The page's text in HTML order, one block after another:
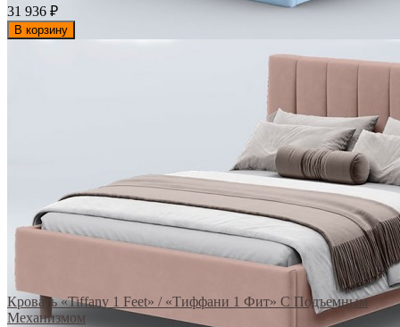
31 936 ₽
В корзину
Кровать «Tiffany 1 Feet» / «Тиффани 1 Фит» С Подъемным
Механизмом